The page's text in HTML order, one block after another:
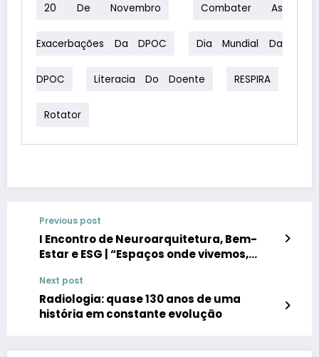
20 De Novembro Combater As
Exacerbações Da DPOC Dia Mundial Da
DPOC Literacia Do Doente RESPIRA
Rotator
Previous post
I Encontro de Neuroarquitetura, Bem-
Estar e ESG | “Espaços onde vivemos,
determinantes para a nossa saúde
mental”
Next post
Radiologia: quase 130 anos de uma
história em constante evolução